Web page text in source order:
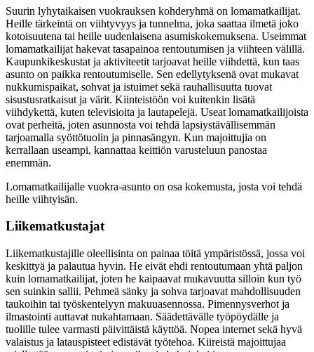
Suurin lyhytaikaisen vuokrauksen kohderyhmä on lomamatkailijat.
Heille tärkeintä on viihtyvyys ja tunnelma, joka saattaa ilmetä joko
kotoisuutena tai heille uudenlaisena asumiskokemuksena. Useimmat
lomamatkailijat hakevat tasapainoa rentoutumisen ja viihteen välillä.
Kaupunkikeskustat ja aktiviteetit tarjoavat heille viihdettä, kun taas
asunto on paikka rentoutumiselle. Sen edellytyksenä ovat mukavat
nukkumispaikat, sohvat ja istuimet sekä rauhallisuutta tuovat
sisustusratkaisut ja värit. Kiinteistöön voi kuitenkin lisätä
viihdykettä, kuten televisioita ja lautapelejä. Useat lomamatkailijoista
ovat perheitä, joten asunnosta voi tehdä lapsiystävällisemmän
tarjoamalla syöttötuolin ja pinnasängyn. Kun majoittujia on
kerrallaan useampi, kannattaa keittiön varusteluun panostaa
enemmän.
Lomamatkailijalle vuokra-asunto on osa kokemusta, josta voi tehdä
heille viihtyisän.
Liikematkustajat
Liikematkustajille oleellisinta on painaa töitä ympäristössä, jossa voi
keskittyä ja palautua hyvin. He eivät ehdi rentoutumaan yhtä paljon
kuin lomamatkailijat, joten he kaipaavat mukavuutta silloin kun työ
sen suinkin sallii. Pehmeä sänky ja sohva tarjoavat mahdollisuuden
taukoihin tai työskentelyyn makuuasennossa. Pimennysverhot ja
ilmastointi auttavat nukahtamaan. Säädettävälle työpöydälle ja
tuolille tulee varmasti päivittäistä käyttöä. Nopea internet sekä hyvä
valaistus ja latauspisteet edistävät työtehoa. Kiireistä majoittujaa